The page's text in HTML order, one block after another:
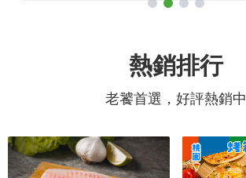
熱銷排行
老饕首選，好評熱銷中